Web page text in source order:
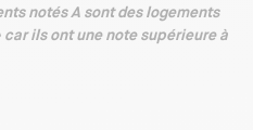
notés A sont des logements
ils ont une note supérieure à